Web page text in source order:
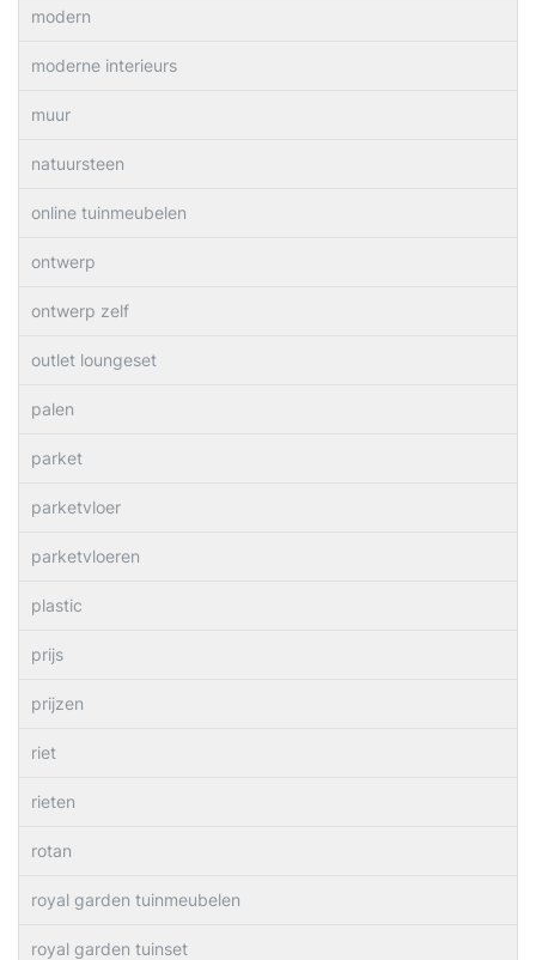
modern
moderne interieurs
muur
natuursteen
online tuinmeubelen
ontwerp
ontwerp zelf
outlet loungeset
palen
parket
parketvloer
parketvloeren
plastic
prijs
prijzen
riet
rieten
rotan
royal garden tuinmeubelen
royal garden tuinset